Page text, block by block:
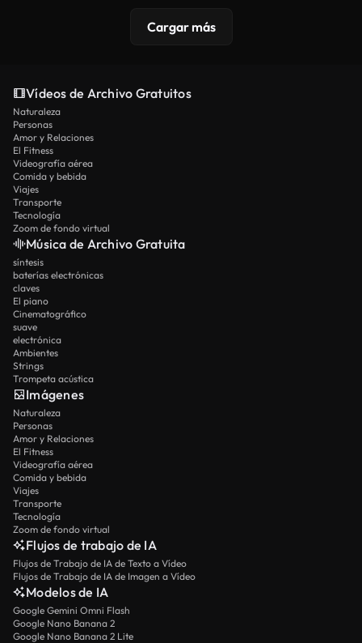
Cargar más
Vídeos de Archivo Gratuitos
Naturaleza
Personas
Amor y Relaciones
El Fitness
Videografía aérea
Comida y bebida
Viajes
Transporte
Tecnología
Zoom de fondo virtual
Música de Archivo Gratuita
síntesis
baterías electrónicas
claves
El piano
Cinematográfico
suave
electrónica
Ambientes
Strings
Trompeta acústica
Imágenes
Naturaleza
Personas
Amor y Relaciones
El Fitness
Videografía aérea
Comida y bebida
Viajes
Transporte
Tecnología
Zoom de fondo virtual
Flujos de trabajo de IA
Flujos de Trabajo de IA de Texto a Vídeo
Flujos de Trabajo de IA de Imagen a Vídeo
Modelos de IA
Google Gemini Omni Flash
Google Nano Banana 2
Google Nano Banana 2 Lite